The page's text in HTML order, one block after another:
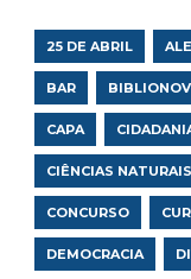
25 DE ABRIL
BAR
CAPA
CIÊNCIAS NATURAIS
CONCURSO
DEMOCRACIA